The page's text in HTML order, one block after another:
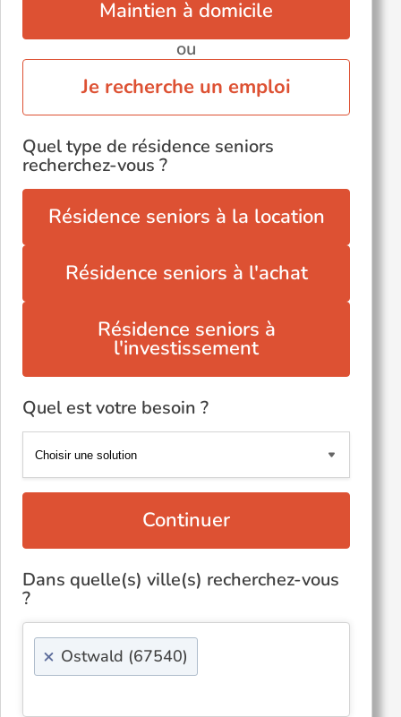
Maintien à domicile
ou
Je recherche un emploi
Quel type de résidence seniors
recherchez-vous ?
Résidence seniors à la location
Résidence seniors à l'achat
Résidence seniors à
l'investissement
Quel est votre besoin ?
Continuer
Dans quelle(s) ville(s) recherchez-vous
?
× Ostwald (67540)